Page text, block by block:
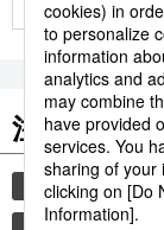
注目のキ
共同通信ニュース